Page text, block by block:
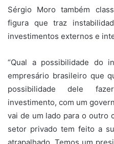
Sérgio Moro também
figura que traz
investimentos externos e
“Qual a possibilidade do
empresário brasileiro que
possibilidade dele
investimento, com um
vai de um lado para o outro
setor privado tem feito a